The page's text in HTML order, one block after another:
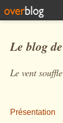
Le blog
Le vent
Présentation